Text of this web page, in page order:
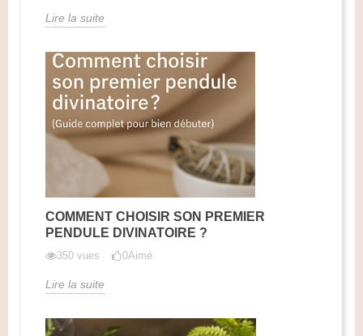
Lire la suite
COMMENT CHOISIR SON PREMIER
PENDULE DIVINATOIRE ?
350 vues 0Aimé
Lire la suite